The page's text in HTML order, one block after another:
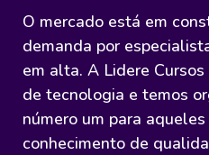
O mercado está em
demanda por
em alta. A Lidere
de tecnologia e temos
número um para
conhecimento de